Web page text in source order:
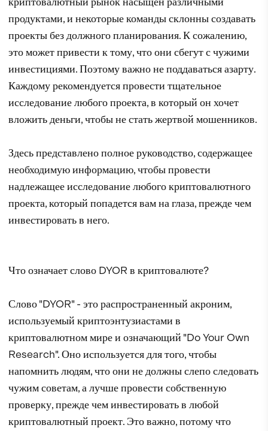
продуктами, и некоторые команды склонны создавать
проекты без должного планирования. К сожалению,
это может привести к тому, что они сбегут с чужими
инвестициями. Поэтому важно не поддаваться азарту.
Каждому рекомендуется провести тщательное
исследование любого проекта, в который он хочет
вложить деньги, чтобы не стать жертвой мошенников.
Здесь представлено полное руководство, содержащее
необходимую информацию, чтобы провести
надлежащее исследование любого криптовалютного
проекта, который попадется вам на глаза, прежде чем
инвестировать в него.
Что означает слово DYOR в криптовалюте?
Слово "DYOR" - это распространенный акроним,
используемый криптоэнтузиастами в
криптовалютном мире и означающий "Do Your Own
Research". Оно используется для того, чтобы
напомнить людям, что они не должны слепо следовать
чужим советам, а лучше провести собственную
проверку, прежде чем инвестировать в любой
криптовалютный проект. Это важно, потому что